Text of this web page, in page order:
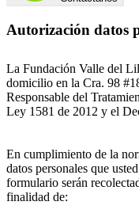
Autorización datos
La Fundación Valle del
domicilio en la Cra. 98
Responsable del
Ley 1581 de 2012 y el
En cumplimiento de la
datos personales que
formulario serán
finalidad de: